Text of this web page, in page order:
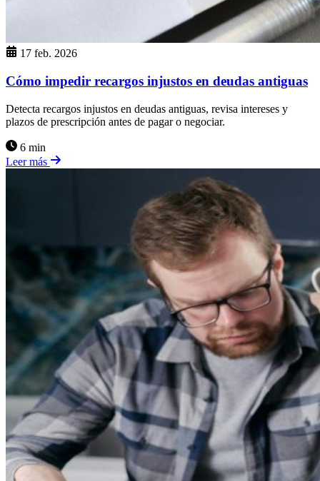
17 feb. 2026
Cómo impedir recargos injustos en deudas antiguas
Detecta recargos injustos en deudas antiguas, revisa intereses y
plazos de prescripción antes de pagar o negociar.
6 min
Leer más